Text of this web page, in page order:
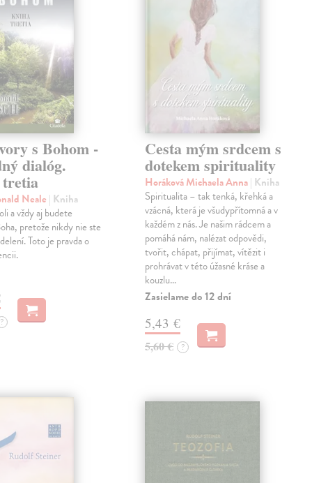
s Bohom -
dialóg.
Neale | Kniha
a vždy aj budete
pretože nikdy nie ste
Toto je pravda o
?
Cesta mým srdcem s
dotekem spirituality
Horáková Michaela Anna| Kniha
Spiritualita – tak tenká, křehká a
vzácná, která je všudypřítomná a v
každém z nás. Je našim rádcem a
pomáhá nám, nalézat odpovědi,
tvořit, chápat, přijímat, vítězit i
prohrávat v této úžasné kráse a
kouzlu…
Zasielame do 12 dní
5,43 €
5,60 € ?